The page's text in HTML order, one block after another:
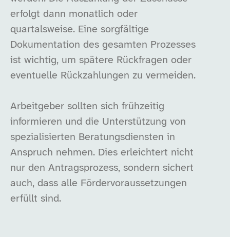
erfolgt dann monatlich oder
quartalsweise. Eine sorgfältige
Dokumentation des gesamten Prozesses
ist wichtig, um spätere Rückfragen oder
eventuelle Rückzahlungen zu vermeiden.
Arbeitgeber sollten sich frühzeitig
informieren und die Unterstützung von
spezialisierten Beratungsdiensten in
Anspruch nehmen. Dies erleichtert nicht
nur den Antragsprozess, sondern sichert
auch, dass alle Fördervoraussetzungen
erfüllt sind.